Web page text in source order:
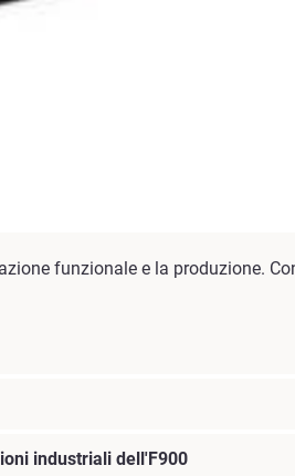
funzionale e la produzione.
industriali dell'F900